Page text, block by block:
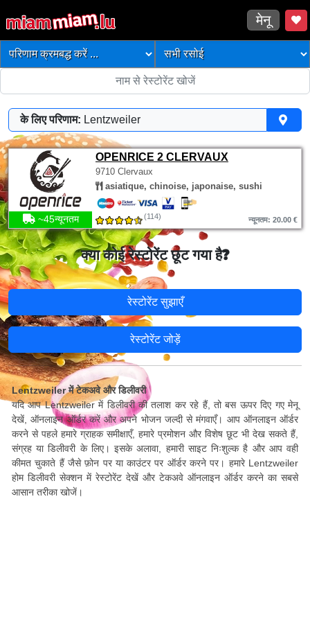
मेनू
के लिए परिणाम: Lentzweiler
OPENRICE 2 CLERVAUX
9710 Clervaux
asiatique, chinoise, japonaise, sushi
~45न्यूनतम (114) न्यूनतम: 20.00 €
क्या कोई रेस्टोरेंट छूट गया है?
रेस्टोरेंट सुझाएँ
रेस्टोरेंट जोड़ें
Lentzweiler में टेकअवे और डिलीवरी
यदि आप Lentzweiler में डिलीवरी की तलाश कर रहे हैं, तो बस ऊपर दिए गए मेनू
देखें, ऑनलाइन ऑर्डर करें और अपने भोजन जल्दी से मंगवाएँ। आप ऑनलाइन ऑर्डर
करने से पहले हमारे ग्राहक समीक्षाएँ, हमारे प्रमोशन और विशेष छूट भी देख सकते हैं,
संग्रह या डिलीवरी के लिए। इसके अलावा, हमारी साइट निःशुल्क है और आप वही
कीमत चुकाते हैं जैसे फ़ोन पर या काउंटर पर ऑर्डर करने पर। हमारे Lentzweiler
होम डिलीवरी सेक्शन में रेस्टोरेंट देखें और टेकअवे ऑनलाइन ऑर्डर करने का सबसे
आसान तरीका खोजें।